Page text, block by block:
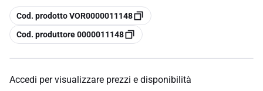
copia
Cod. prodotto VOR0000011148
copia
Cod. produttore 0000011148
Accedi per visualizzare prezzi e disponibilità